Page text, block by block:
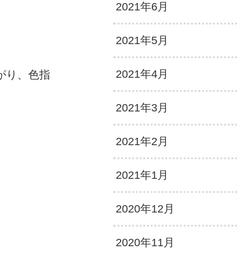
り、色指
2021年6月
2021年5月
2021年4月
2021年3月
2021年2月
2021年1月
2020年12月
2020年11月